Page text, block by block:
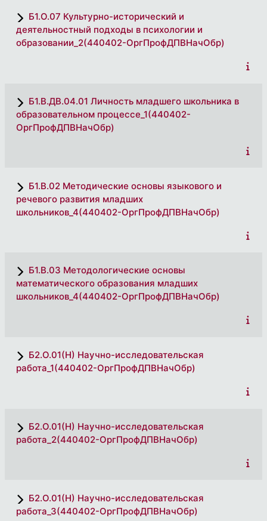
Б1.О.07 Культурно-исторический и
деятельностный подходы в психологии и
образовании_2(440402-ОргПрофДПВНачОбр)
Б1.В.ДВ.04.01 Личность младшего школьника в
образовательном процессе_1(440402-
ОргПрофДПВНачОбр)
Б1.В.02 Методические основы языкового и
речевого развития младших
школьников_4(440402-ОргПрофДПВНачОбр)
Б1.В.03 Методологические основы
математического образования младших
школьников_4(440402-ОргПрофДПВНачОбр)
Б2.О.01(Н) Научно-исследовательская
работа_1(440402-ОргПрофДПВНачОбр)
Б2.О.01(Н) Научно-исследовательская
работа_2(440402-ОргПрофДПВНачОбр)
Б2.О.01(Н) Научно-исследовательская
работа_3(440402-ОргПрофДПВНачОбр)